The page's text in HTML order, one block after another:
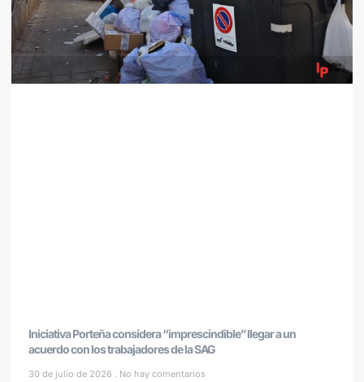
Iniciativa Porteña considera “imprescindible” llegar a un
acuerdo con los trabajadores de la SAG
30 de julio de 2026 No hay comentarios